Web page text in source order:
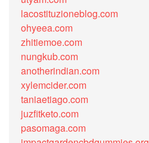
lacostituzioneblog.com
ohyeea.com
zhitiemoe.com
nungkub.com
anotherindian.com
xylemcider.com
taniaetiago.com
juzfitketo.com
pasomaga.com